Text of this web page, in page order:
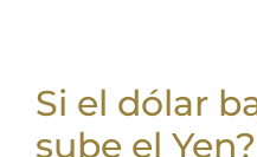
Si el dólar
sube el Yen?